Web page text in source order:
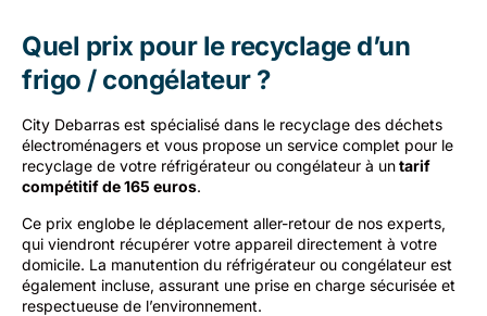
Quel prix pour le recyclage d’un
frigo / congélateur ?
City Debarras est spécialisé dans le recyclage des déchets
électroménagers et vous propose un service complet pour le
recyclage de votre réfrigérateur ou congélateur à untarif
compétitif de 165 euros.
Ce prix englobe le déplacement aller-retour de nos experts,
qui viendront récupérer votre appareil directement à votre
domicile. La manutention du réfrigérateur ou congélateur est
également incluse, assurant une prise en charge sécurisée et
respectueuse de l’environnement.